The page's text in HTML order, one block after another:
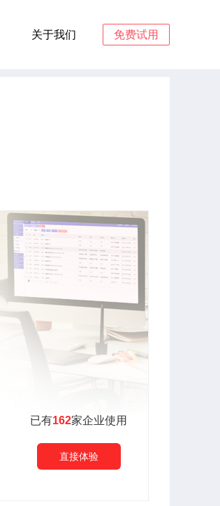
关于我们 免费试用
已有162家企业使用
直接体验